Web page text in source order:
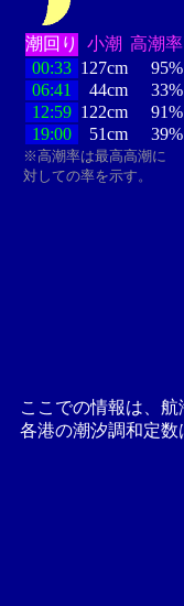
潮回り 小潮 高潮率
00:33 127cm
95%
06:41
44cm
33%
12:59 122cm
91%
19:00
51cm 39%
※高潮率は最高高潮に
対しての率を示す。
ここでの情報は、
各港の潮汐調和定